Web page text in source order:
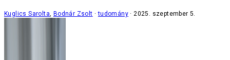
Kuglics Sarolta Bodnár Zsolt tudomány 2025. szeptember 5.